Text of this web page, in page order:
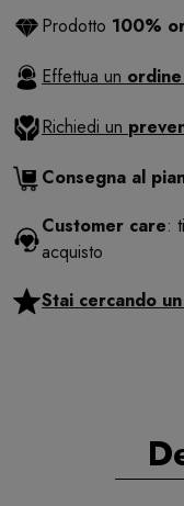
Prodotto 100%
Effettua un
Richiedi un
Consegna al
Customer care:
acquisto
Stai cercando